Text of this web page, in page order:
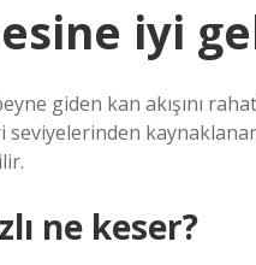
iyi
giden kan akışını
ne keser?